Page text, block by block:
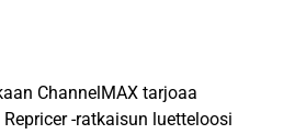
ChannelMAX tarjoaa
-ratkaisun luetteloosi